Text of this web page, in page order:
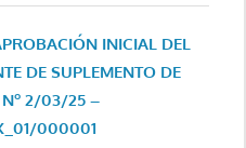
INICIAL DEL
DE SUPLEMENTO DE
Nº 2/03/25 –
000001